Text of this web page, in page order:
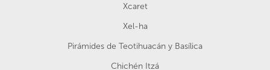
Xcaret
Xel-ha
Pirámides de Teotihuacán y Basílica
Chichén Itzá